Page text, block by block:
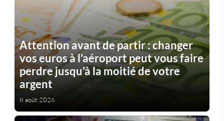
Attention avant de partir : changer
vos euros à l’aéroport peut vous faire
perdre jusqu’à la moitié de votre
argent
8 août 2026